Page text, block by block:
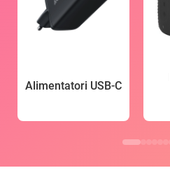
Alimentatori USB-C